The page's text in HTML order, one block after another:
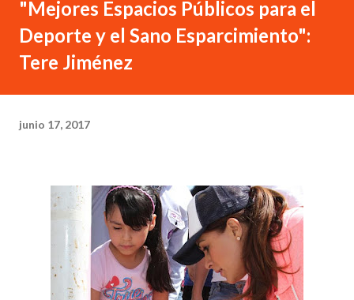
"Mejores Espacios Públicos para el
Deporte y el Sano Esparcimiento":
Tere Jiménez
junio 17, 2017